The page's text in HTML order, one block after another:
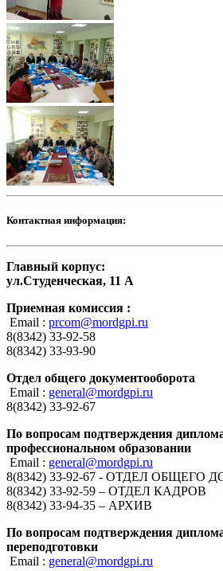
Контактная информация:
Главный корпус:
ул.Студенческая, 11 А
Приемная комиссия :
Email : prcom@mordgpi.ru
8(8342) 33-92-58
8(8342) 33-93-90
Отдел общего документооборота
Email : general@mordgpi.ru
8(8342) 33-92-67
По вопросам подтверждения
профессиональном образовании
Email : general@mordgpi.ru
8(8342) 33-92-67 - ОТДЕЛ
8(8342) 33-92-59 – ОТДЕЛ КАДРОВ
8(8342) 33-94-35 – АРХИВ
По вопросам подтверждения
переподготовки
Email : general@mordgpi.ru